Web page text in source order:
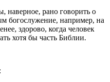
наверное, рано говорить о
богослужение, например, на
здорово, когда человек
хотя бы часть Библии.